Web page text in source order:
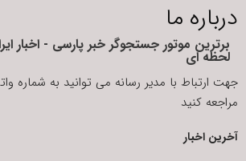
درباره ما
برترین موتور جستجوگر خبر پارسی - اخبار
لحظه ای
مراجعه کنید
آخرین اخبار